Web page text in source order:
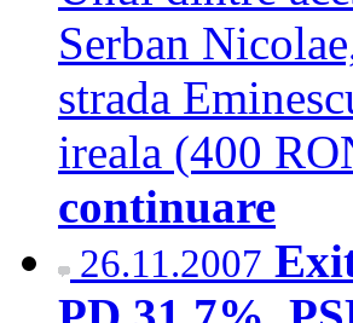
Serban
strada
ireala (400
continuare
26.11.2007